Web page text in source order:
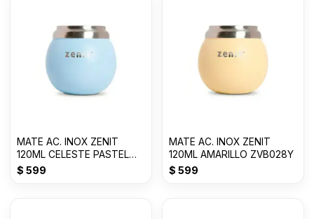
MATE AC. INOX ZENIT
120ML CELESTE PASTEL
ZVB028C
$ 599
MATE AC. INOX ZENIT
120ML AMARILLO ZVB028Y
$ 599